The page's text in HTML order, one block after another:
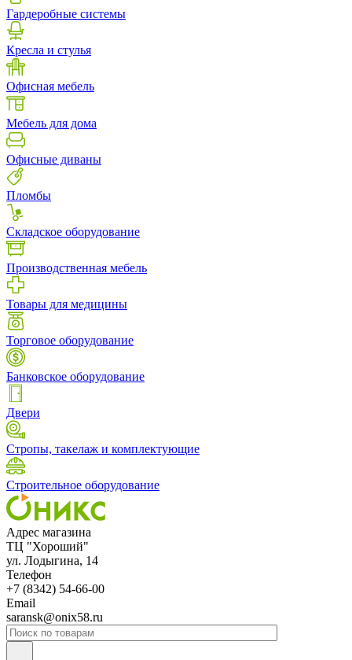
Гардеробные системы
Кресла и стулья
Офисная мебель
Мебель для дома
Офисные диваны
Пломбы
Складское оборудование
Производственная мебель
Товары для медицины
Торговое оборудование
Банковское оборудование
Двери
Стропы, такелаж и комплектующие
Строительное оборудование
Адрес магазина
ТЦ "Хороший"
ул. Лодыгина, 14
Телефон
+7 (8342) 54-66-00
Email
saransk@onix58.ru